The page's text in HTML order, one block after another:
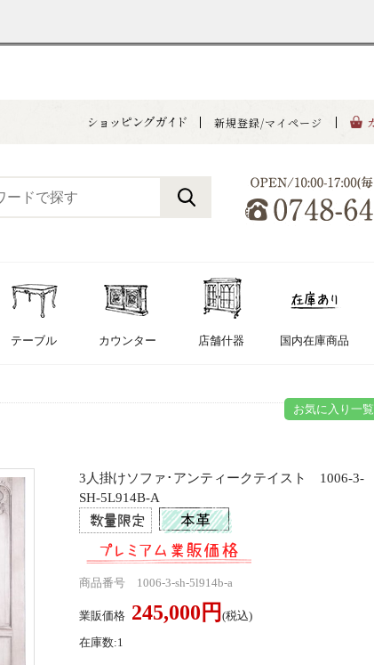
お気に入り一覧
3人掛けソファ･アンティークテイスト 1006-3-
SH-5L914B-A
商品番号 1006-3-sh-5l914b-a
業販価格 245,000円 (税込)
在庫数:1